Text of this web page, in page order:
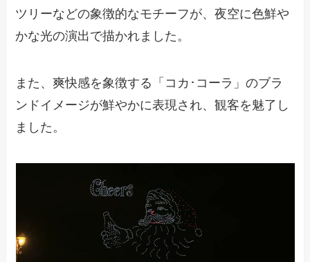
ツリーなどの象徴的なモチーフが、夜空に色鮮や
かな光の演出で描かれました。
また、爽快感を象徴する「コカ･コーラ」のブラ
ンドイメージが鮮やかに表現され、観客を魅了し
ました。